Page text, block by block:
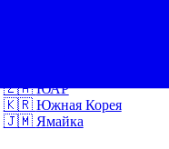
🇿🇦 ЮАР
🇰🇷 Южная Корея
🇯🇲 Ямайка